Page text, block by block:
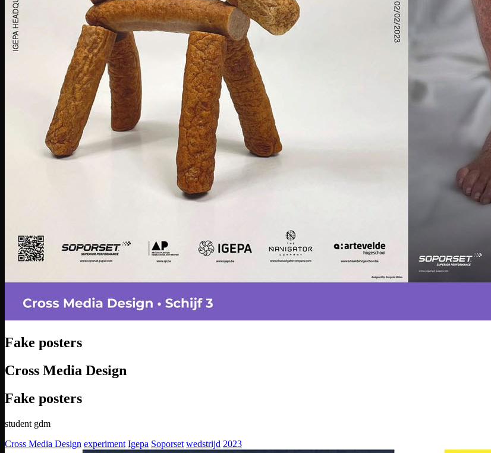
Fake posters
Cross Media Design
Fake posters
student gdm
Cross Media Design experiment Igepa Soporset wedstrijd 2023